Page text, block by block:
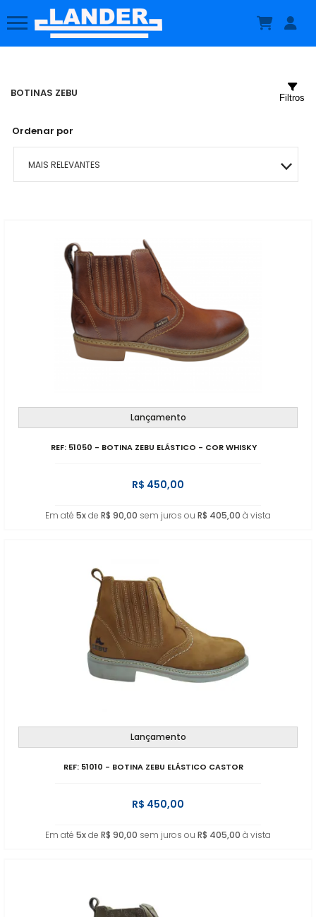
BOTINAS ZEBU
Ordenar por
MAIS RELEVANTES
MAIOR PREÇO
Filtros
Lançamento
REF: 51050 - BOTINA ZEBU ELÁSTICO - COR WHISKY
R$ 450,00
Em até 5xde R$ 90,00 sem juros ou R$ 405,00 à vista
Lançamento
REF: 51010 - BOTINA ZEBU ELÁSTICO CASTOR
R$ 450,00
Em até 5xde R$ 90,00 sem juros ou R$ 405,00 à vista